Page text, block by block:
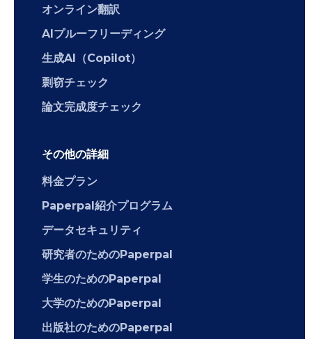
オンライン翻訳
AIプルーフリーディング
生成AI（Copilot）
剽窃チェック
論文完成度チェック
その他の詳細
料金プラン
Paperpal紹介プログラム
データセキュリティ
研究者のためのPaperpal
学生のためのPaperpal
大学のためのPaperpal
出版社のためのPaperpal